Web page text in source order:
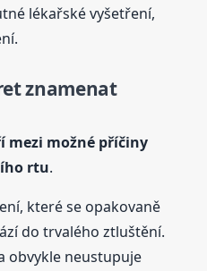
lékařské vyšetření,
znamenat
mezi možné příčiny
rtu.
které se opakovaně
do trvalého ztluštění.
obvykle neustupuje